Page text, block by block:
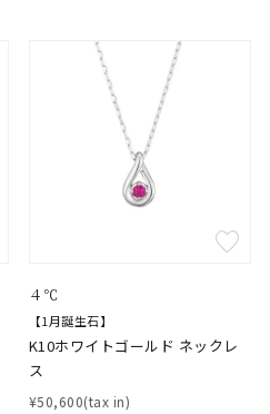
カジュアル
誕生日
ペアジュエリー
限定４℃
【1月誕生石】
K10ホワイトゴールド ネックレ
ス
¥50,600(tax in)